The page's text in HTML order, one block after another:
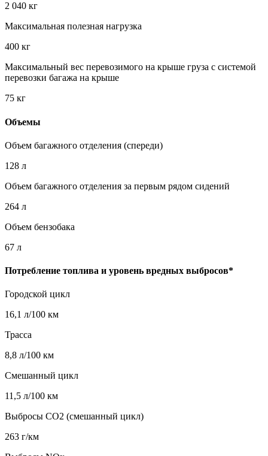
2 040 кг
Максимальная полезная нагрузка
400 кг
Максимальный вес перевозимого на крыше груза с системой
перевозки багажа на крыше
75 кг
Объемы
Объем багажного отделения (спереди)
128 л
Объем багажного отделения за первым рядом сидений
264 л
Объем бензобака
67 л
Потребление топлива и уровень вредных выбросов*
Городской цикл
16,1 л/100 км
Трасса
8,8 л/100 км
Смешанный цикл
11,5 л/100 км
Выбросы CO2 (смешанный цикл)
263 г/км